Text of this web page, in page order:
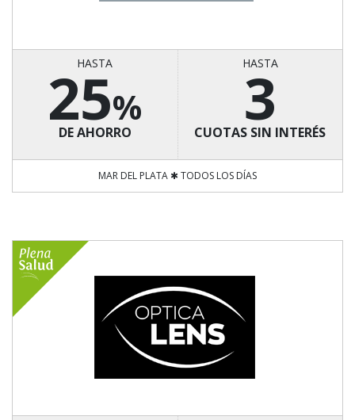
HASTA
25%
DE AHORRO
HASTA
3
CUOTAS SIN INTERÉS
MAR DEL PLATA ✱ TODOS LOS DÍAS